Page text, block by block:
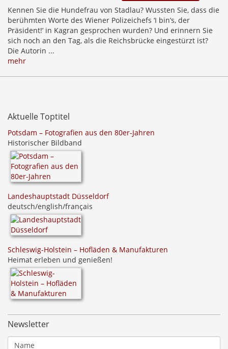
Kennen Sie die Hundefrau von Stadlau? Wussten Sie, dass die
berühmten Worte des Wiener Polizeichefs ‘I bin’s, der
Präsident!’ in Kagran gesprochen wurden? Und erinnern Sie
sich noch an den Tag, als die Reichsbrücke eingestürzt ist?
Die Autorin ...
mehr
Aktuelle Toptitel
Potsdam – Fotografien aus den 80er-Jahren
Historischer Bildband
Landeshauptstadt Düsseldorf
deutsch/english/français
Schleswig-Holstein – Hofläden & Manufakturen
Heimat erleben und genießen!
Newsletter